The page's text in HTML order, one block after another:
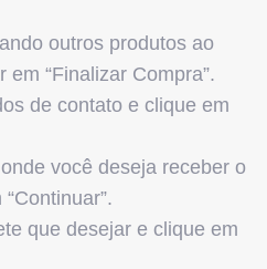
outros produtos ao
“Finalizar Compra”.
de contato e clique em
você deseja receber o
que desejar e clique em